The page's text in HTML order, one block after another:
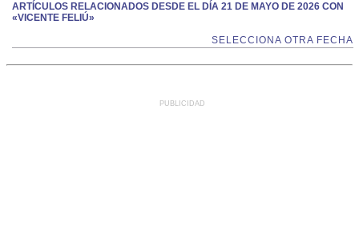
ARTÍCULOS RELACIONADOS DESDE EL DÍA 21 DE MAYO DE 2026 CON
«VICENTE FELIÚ»
SELECCIONA OTRA FECHA
PUBLICIDAD